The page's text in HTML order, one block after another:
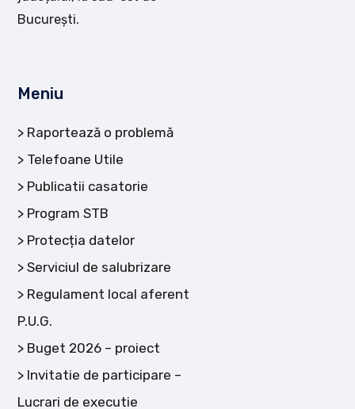
București.
Meniu
Raportează o problemă
Telefoane Utile
Publicatii casatorie
Program STB
Protecția datelor
Serviciul de salubrizare
Regulament local aferent
P.U.G.
Buget 2026 – proiect
Invitatie de participare –
Lucrari de executie